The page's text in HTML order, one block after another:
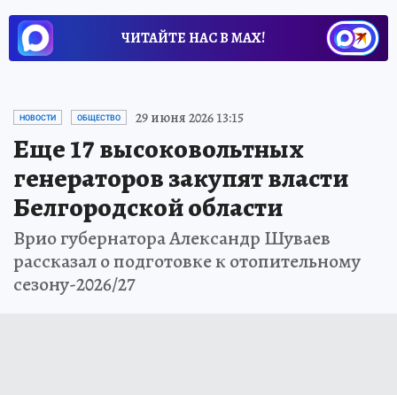
ЧИТАЙТЕ НАС В МАХ!
НОВОСТИ ОБЩЕСТВО 29 июня 2026 13:15
Еще 17 высоковольтных
генераторов закупят власти
Белгородской области
Врио губернатора Александр Шуваев
рассказал о подготовке к отопительному
сезону-2026/27